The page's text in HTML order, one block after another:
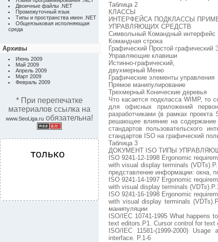
Двоичные файлы .NET
Промежуточный язык
Типы и пространства имен .NET
Общеязыковая исполняющая
среда
Архивы
Июнь 2009
Май 2009
Апрель 2009
Март 2009
Февраль 2009
* При перепечатке
материалов ссылка на
www.SeoLiga.ru обязательна!
Таблица 2
КЛАССЫ
ИНТЕРФЕЙСА ПОДКЛАССЫ
УПРАВЛЯЮЩИХ СРЕДСТВ
Символьный Командный интерфейс
Командная строка
Графический Простой
Управляющие клавиши
Истинно-графический,
двухмерный Меню
Графические элементы управления
Прямое манипулирование
Трехмерный Конические деревья
Что касается подкласса WIMP, то
для офисных приложений
разработчиками (в рамках
решающее влияние на
стандартов пользовательского
стандартов ISO на графический
Таблица 3
ДОКУМЕНТ ISO ТИПЫ
ISO 9241-12-1998 Ergonomic
with visual display terminals
представление информации: окна,
ISO 9241-14-1997 Ergonomic
with visual display terminals
ISO 9241-16-1998 Ergonomic
with visual display terminals
манипуляции
ISO/IEC 10741-1995 What happens
text editors.P1. Cursor control for text
ISO/IEC 11581-(1999-2000)
interface. P.1-6